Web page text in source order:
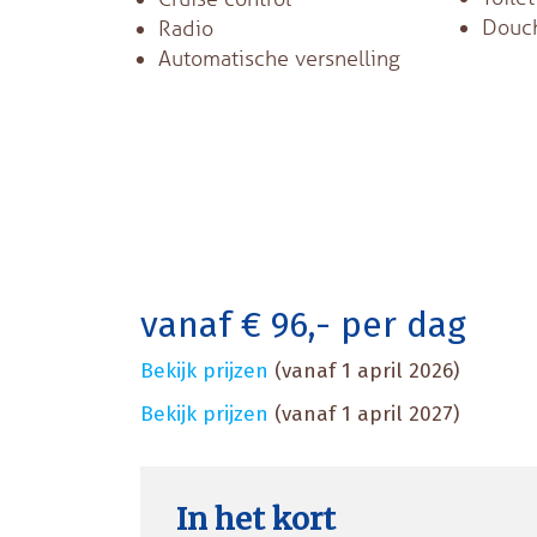
Radio
Automatische versnelling
vanaf € 96,- per dag
Bekijk prijzen (vanaf 1 april 2026)
Bekijk prijzen (vanaf 1 april 2027)
In het kort